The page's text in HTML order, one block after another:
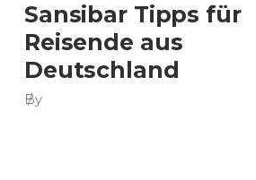
Sansibar Tipps für
Reisende aus
Deutschland
By